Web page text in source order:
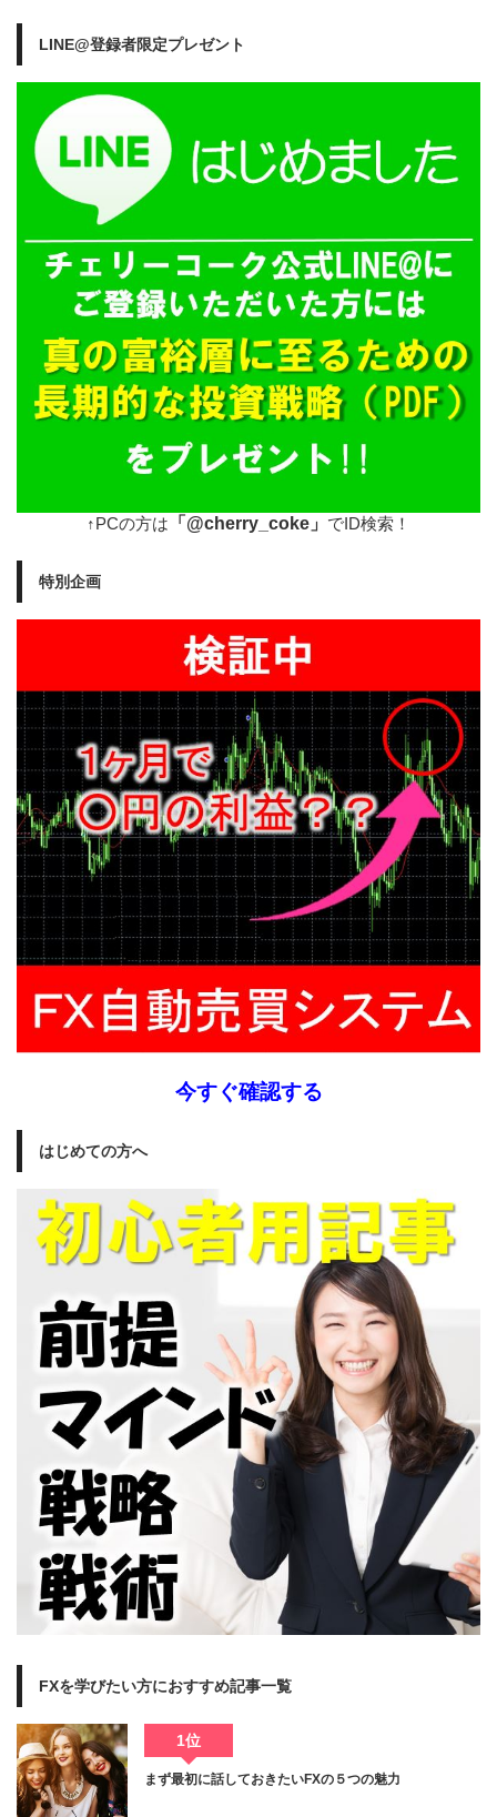
LINE@登録者限定プレゼント
↑PCの方は 「@cherry_coke」 でID検索！
特別企画
今すぐ確認する
はじめての方へ
FXを学びたい方におすすめ記事一覧
1位
まず最初に話しておきたいFXの５つの魅力